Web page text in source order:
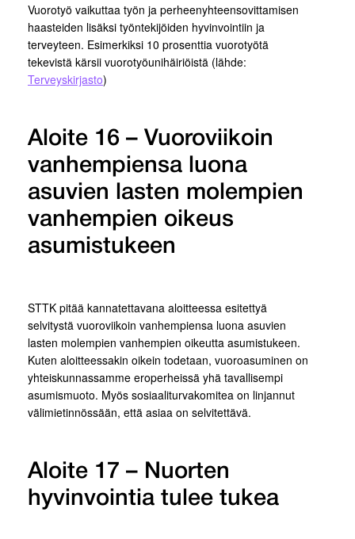
Vuorotyö vaikuttaa työn ja perheenyhteensovittamisen
haasteiden lisäksi työntekijöiden hyvinvointiin ja
terveyteen. Esimerkiksi 10 prosenttia vuorotyötä
tekevistä kärsii vuorotyöunihäiriöistä (lähde:
Terveyskirjasto)
Aloite 16 – Vuoroviikoin
vanhempiensa luona
asuvien lasten molempien
vanhempien oikeus
asumistukeen
STTK pitää kannatettavana aloitteessa esitettyä
selvitystä vuoroviikoin vanhempiensa luona asuvien
lasten molempien vanhempien oikeutta asumistukeen.
Kuten aloitteessakin oikein todetaan, vuoroasuminen on
yhteiskunnassamme eroperheissä yhä tavallisempi
asumismuoto. Myös sosiaaliturvakomitea on linjannut
välimietinnössään, että asiaa on selvitettävä.
Aloite 17 – Nuorten
hyvinvointia tulee tukea